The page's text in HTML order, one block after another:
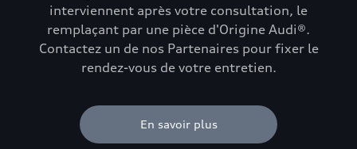
interviennent après votre consultation, le
remplaçant par une pièce d'Origine Audi®.
Contactez un de nos Partenaires pour fixer le
rendez-vous de votre entretien.
En savoir plus